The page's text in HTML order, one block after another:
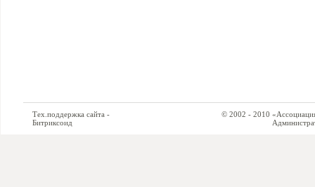
Тех.поддержка сайта -
Битриксоид
© 2002 - 2010 «Ассоциация